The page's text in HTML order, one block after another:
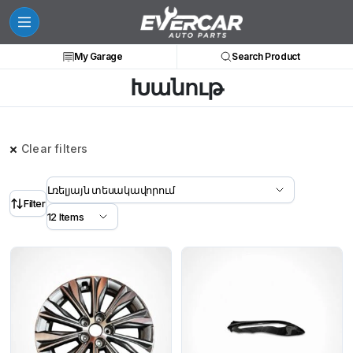
My Garage Search Product
Խանութ
Clear filters
Filter